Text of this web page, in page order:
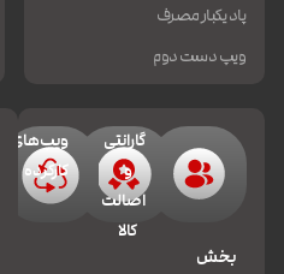
پاد یکبار مصرف
ویپ دست دوم
بخش
گارانتی
و
اصالت
کالا
ویپ‌های
کارکرده